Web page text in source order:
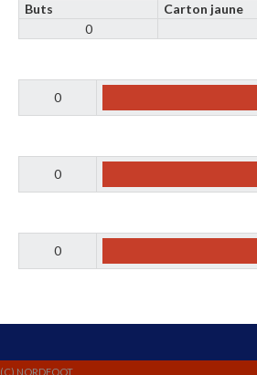
Buts Carton jaune
0
0
0
0
(C) NORDFOOT